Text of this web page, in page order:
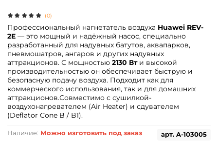
(0)
арт. A-103005
Наличие: Можно изготовить под заказ
Профессиональный нагнетатель воздуха Huawei REV-
2E — это мощный и надёжный насос, специально
разработанный для надувных батутов, аквапарков,
пневмошатров, ангаров и других надувных
аттракционов. С мощностью 2130 Вти высокой
производительностью он обеспечивает быструю и
безопасную подачу воздуха. Подходит как для
коммерческого использования, так и для домашних
аттракционов.Совместимо с сушилкой-
воздухонагревателем (Air Heater) и сдувателем
(Deflator Cone B / B1).